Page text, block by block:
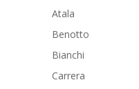
Atala
Benotto
Bianchi
Carrera